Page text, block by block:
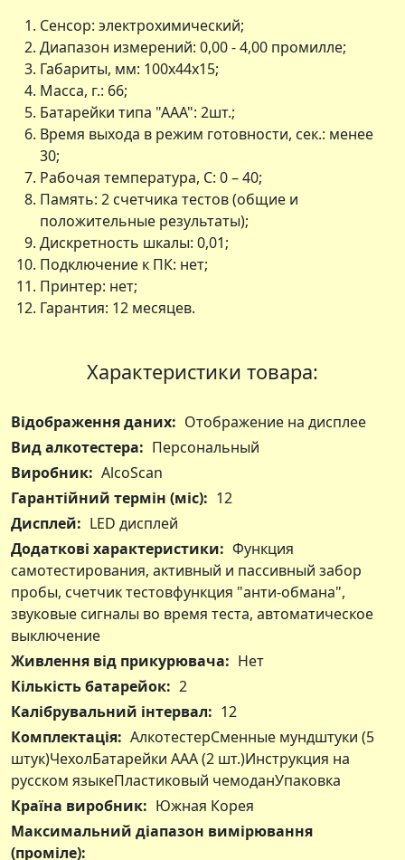
Сенсор: электрохимический;
Диапазон измерений: 0,00 - 4,00 промилле;
Габариты, мм: 100х44х15;
Масса, г.: 66;
Батарейки типа "ААА": 2шт.;
Время выхода в режим готовности, сек.: менее
30;
Рабочая температура, С: 0 – 40;
Память: 2 счетчика тестов (общие и
положительные результаты);
Дискретность шкалы: 0,01;
Подключение к ПК: нет;
Принтер: нет;
Гарантия: 12 месяцев.
Характеристики товара:
Відображення даних: Отображение на дисплее
Вид алкотестера: Персональный
Виробник: AlcoScan
Гарантійний термін (міс): 12
Дисплей: LED дисплей
Додаткові характеристики: Функция
самотестирования, активный и пассивный забор
пробы, счетчик тестовфункция "анти-обмана",
звуковые сигналы во время теста, автоматическое
выключение
Живлення від прикурювача: Нет
Кількість батарейок: 2
Калібрувальний інтервал: 12
Комплектація: АлкотестерСменные мундштуки (5
штук)ЧехолБатарейки ААА (2 шт.)Инструкция на
русском языкеПластиковый чемоданУпаковка
Країна виробник: Южная Корея
Максимальний діапазон вимірювання
(проміле):